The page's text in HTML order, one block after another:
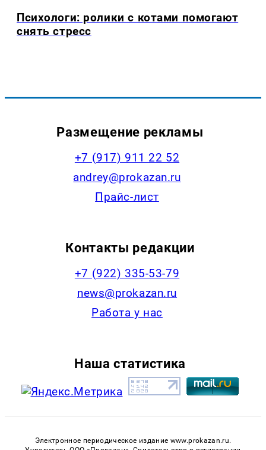
Психологи: ролики с котами помогают
снять стресс
Размещение рекламы
+7 (917) 911 22 52
andrey@prokazan.ru
Прайс-лист
Контакты редакции
+7 (922) 335-53-79
news@prokazan.ru
Работа у нас
Наша статистика
Электронное периодическое издание www.prokazan.ru.